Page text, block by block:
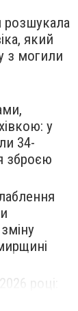
розшукала
який
з могили
у
34-
зброєю
році: